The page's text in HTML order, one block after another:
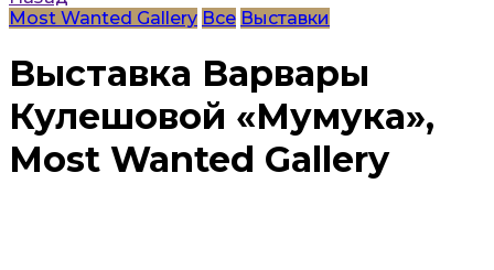
Most Wanted Gallery Все Выставки
Выставка Варвары
Кулешовой «Мумука»,
Most Wanted Gallery